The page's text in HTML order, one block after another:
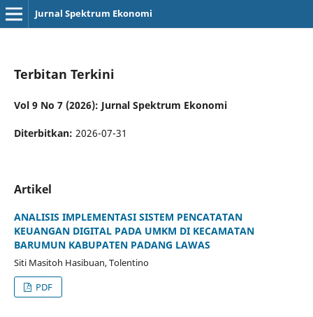
Jurnal Spektrum Ekonomi
Terbitan Terkini
Vol 9 No 7 (2026): Jurnal Spektrum Ekonomi
Diterbitkan: 2026-07-31
Artikel
ANALISIS IMPLEMENTASI SISTEM PENCATATAN
KEUANGAN DIGITAL PADA UMKM DI KECAMATAN
BARUMUN KABUPATEN PADANG LAWAS
Siti Masitoh Hasibuan, Tolentino
PDF